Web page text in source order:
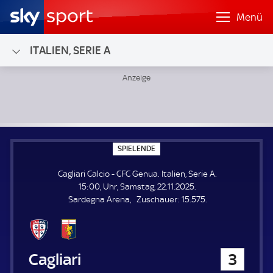
Menü
ITALIEN, SERIE A
SPIELENDE
P
E
L
E
N
Cagliari Calcio - CFC Genua. Italien, Serie A.
15:00, Uhr, Samstag, 22.11.2025.
Sardegna Arena
Zuschauer: Z
15.575.
Cagliari Calcio 3